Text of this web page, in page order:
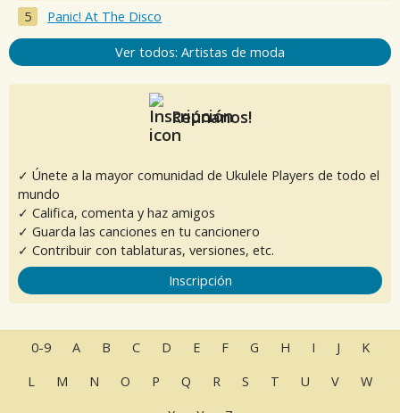
Panic! At The Disco
Ver todos: Artistas de moda
Reúnanos!
✓ Únete a la mayor comunidad de Ukulele Players de todo el
mundo
✓ Califica, comenta y haz amigos
✓ Guarda las canciones en tu cancionero
✓ Contribuir con tablaturas, versiones, etc.
Inscripción
0-9 A B C D E F G H I J
K
L
M N O P Q R S T U V
W